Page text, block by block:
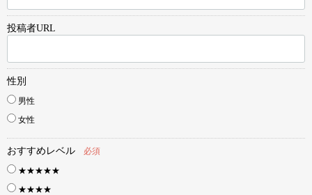
投稿者URL
性別
男性
女性
おすすめレベル
必須
★★★★★
★★★★